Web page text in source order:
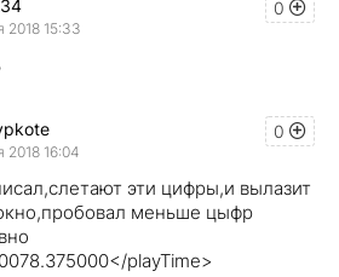
0
2018 15:33
0
2018 16:04
эти цифры,и вылазит
меньше цыфр
playTime>